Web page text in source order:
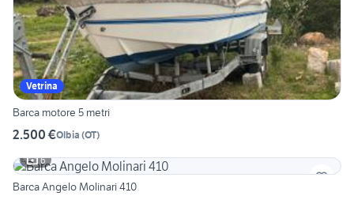
Vetrina
Barca motore 5 metri
2.500 €Olbia (OT)
6
Barca Angelo Molinari 410